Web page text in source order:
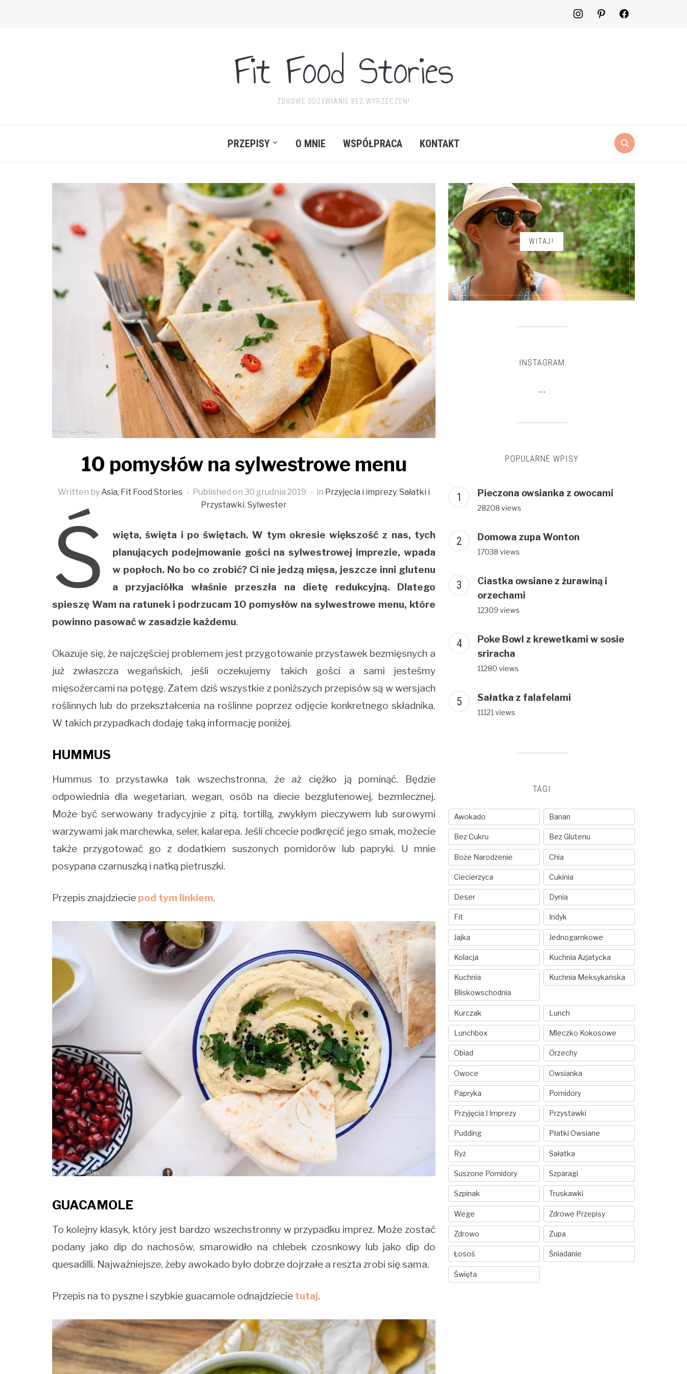
instagrampinterestfacebook2
Fit Food Stories
ZDROWE ODŻYWIANIE BEZ WYRZECZEŃ!
PRZEPISY O MNIE WSPÓŁPRACA KONTAKT
10 pomysłów na sylwestrowe menu
Written byAsia, Fit Food Stories Published on 30 grudnia 2019 in Przyjęcia i imprezy, Sałatki i
Przystawki, Sylwester
Ś
więta, święta i po świętach. W tym okresie większość z nas, tych
planujących podejmowanie gości na sylwestrowej imprezie, wpada
w popłoch. No bo co zrobić? Ci nie jedzą mięsa, jeszcze inni glutenu
a przyjaciółka właśnie przeszła na dietę redukcyjną. Dlatego
spieszę Wam na ratunek i podrzucam 10 pomysłów na sylwestrowe menu, które
powinno pasować w zasadzie każdemu.
Okazuje się, że najczęściej problemem jest przygotowanie przystawek bezmięsnych a
już zwłaszcza wegańskich, jeśli oczekujemy takich gości a sami jesteśmy
mięsożercami na potęgę. Zatem dziś wszystkie z poniższych przepisów są w wersjach
roślinnych lub do przekształcenia na roślinne poprzez odjęcie konkretnego składnika.
W takich przypadkach dodaję taką informację poniżej.
HUMMUS
Hummus to przystawka tak wszechstronna, że aż ciężko ją pominąć. Będzie
odpowiednia dla wegetarian, wegan, osób na diecie bezglutenowej, bezmlecznej.
Może być serwowany tradycyjnie z pitą, tortillą, zwykłym pieczywem lub surowymi
warzywami jak marchewka, seler, kalarepa. Jeśli chcecie podkręcić jego smak, możecie
także przygotować go z dodatkiem suszonych pomidorów lub papryki. U mnie
posypana czarnuszką i natką pietruszki.
Przepis znajdziecie pod tym linkiem.
GUACAMOLE
To kolejny klasyk, który jest bardzo wszechstronny w przypadku imprez. Może zostać
podany jako dip do nachosów, smarowidło na chlebek czosnkowy lub jako dip do
quesadilli. Najważniejsze, żeby awokado było dobrze dojrzałe a reszta zrobi się sama.
Przepis na to pyszne i szybkie guacamole odnajdziecie tutaj.
WITAJ!
INSTAGRAM
…
POPULARNE WPISY
Pieczona owsianka z owocami
28208 views
Domowa zupa Wonton
17038 views
Ciastka owsiane z żurawiną i
orzechami
12309 views
Poke Bowl z krewetkami w sosie
sriracha
11280 views
Sałatka z falafelami
11121 views
TAGI
Awokado Banan
Bez Cukru Bez Glutenu
Boże Narodzenie Chia
Ciecierzyca Cukinia
Deser Dynia
Fit Indyk
Jajka Jednogarnkowe
Kolacja Kuchnia Azjatycka
Kuchnia
Bliskowschodnia
Kuchnia Meksykańska
Kurczak Lunch
Lunchbox Mleczko Kokosowe
Obiad Orzechy
Owoce Owsianka
Papryka Pomidory
Przyjęcia I Imprezy Przystawki
Pudding Płatki Owsiane
Ryż Sałatka
Suszone Pomidory Szparagi
Szpinak Truskawki
Wege Zdrowe Przepisy
Zdrowo Zupa
Łosoś Śniadanie
Święta